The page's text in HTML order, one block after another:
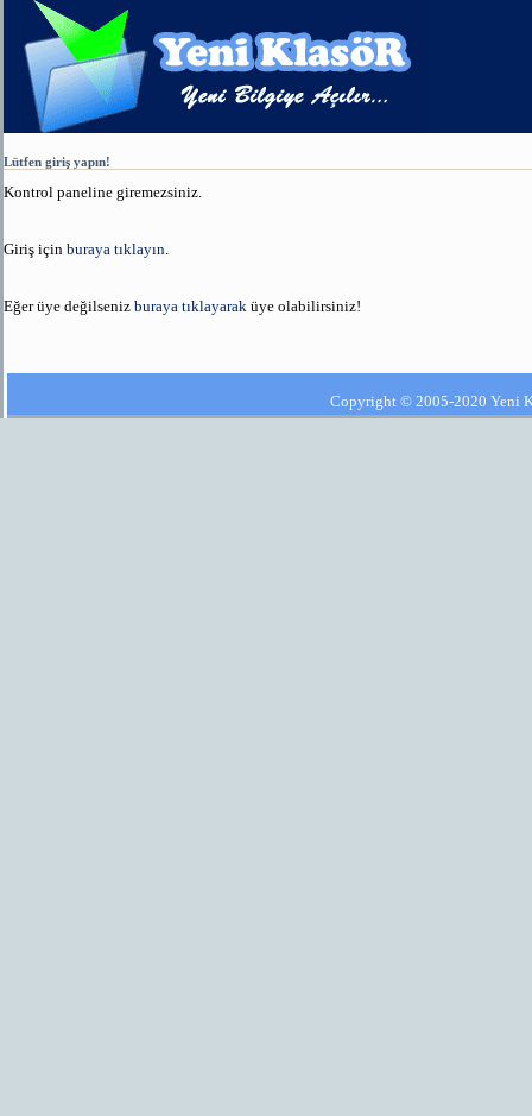
Lütfen giriş yapın!
Kontrol paneline giremezsiniz.
Giriş için buraya tıklayın
Eğer üye değilseniz buraya tıklayarak üye olabilirsiniz!
Copyright © 2005-2020 Yeni